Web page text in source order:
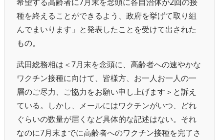
種を終えることができるよう、政府を挙げて取り組
んでまいります」と発表したことを受けて出された
もの。
武田総務相は＜7月末を念頭に、高齢者への速やかな
ワクチン接種に向けて、皆様方、お一人お一人の一
層のご尽力、ご協力をお願い申し上げます＞と訴え
ている。しかし、メールにはワクチンがいつ、どれ
ぐらいの数量が届くなど具体的な記述はない。それ
なのに7月末までに高齢者へのワクチン接種を完了さ